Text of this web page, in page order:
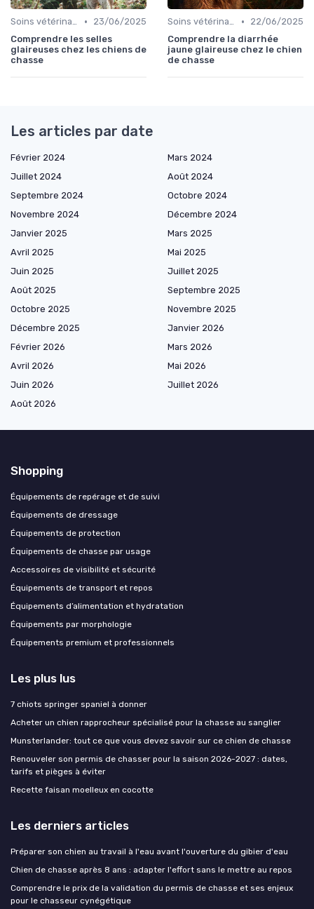
Soins vétérinaires pour chiens de chasse •
23/06/2025
Comprendre les selles
glaireuses chez les chiens de
chasse
Soins vétérinaires pour chiens de chasse •
22/06/2025
Comprendre la diarrhée
jaune glaireuse chez le chien
de chasse
Les articles par date
Février 2024
Mars 2024
Juillet 2024
Août 2024
Septembre 2024
Octobre 2024
Novembre 2024
Décembre 2024
Janvier 2025
Mars 2025
Avril 2025
Mai 2025
Juin 2025
Juillet 2025
Août 2025
Septembre 2025
Octobre 2025
Novembre 2025
Décembre 2025
Janvier 2026
Février 2026
Mars 2026
Avril 2026
Mai 2026
Juin 2026
Juillet 2026
Août 2026
Shopping
Équipements de repérage et de suivi
Équipements de dressage
Équipements de protection
Équipements de chasse par usage
Accessoires de visibilité et sécurité
Équipements de transport et repos
Équipements d’alimentation et hydratation
Équipements par morphologie
Équipements premium et professionnels
Les plus lus
7 chiots springer spaniel à donner
Acheter un chien rapprocheur spécialisé pour la chasse au sanglier
Munsterlander: tout ce que vous devez savoir sur ce chien de chasse
Renouveler son permis de chasser pour la saison 2026-2027 : dates,
tarifs et pièges à éviter
Recette faisan moelleux en cocotte
Les derniers articles
Préparer son chien au travail à l'eau avant l'ouverture du gibier d'eau
Chien de chasse après 8 ans : adapter l'effort sans le mettre au repos
Comprendre le prix de la validation du permis de chasse et ses enjeux
pour le chasseur cynégétique